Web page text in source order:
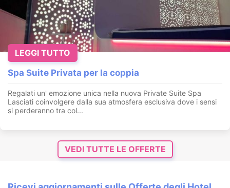
Spa Suite Privata per la coppia
Regalati un' emozione unica nella nuova Private Suite Spa
Lasciati coinvolgere dalla sua atmosfera esclusiva dove i sensi
si perderanno tra col...
LEGGI TUTTO
VEDI TUTTE LE OFFERTE